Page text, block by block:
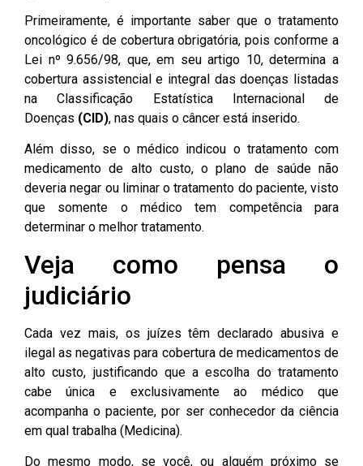
Primeiramente, é importante saber que o tratamento
oncológico é de cobertura obrigatória, pois conforme a
Lei nº 9.656/98, que, em seu artigo 10, determina a
cobertura assistencial e integral das doenças listadas
na Classificação Estatística Internacional de
Doenças (CID), nas quais o câncer está inserido.
Além disso, se o médico indicou o tratamento com
medicamento de alto custo, o plano de saúde não
deveria negar ou liminar o tratamento do paciente, visto
que somente o médico tem competência para
determinar o melhor tratamento.
Veja como pensa o
judiciário
Cada vez mais, os juízes têm declarado abusiva e
ilegal as negativas para cobertura de medicamentos de
alto custo, justificando que a escolha do tratamento
cabe única e exclusivamente ao médico que
acompanha o paciente, por ser conhecedor da ciência
em qual trabalha (Medicina).
Do mesmo modo, se você, ou alguém próximo se